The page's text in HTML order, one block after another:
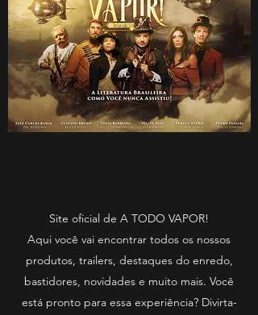
Site oficial de A TODO VAPOR!
Aqui você vai encontrar todos os nossos
produtos, trailers, destaques do enredo,
bastidores, novidades e muito mais. Você
está pronto para essa experiência? Divirta-